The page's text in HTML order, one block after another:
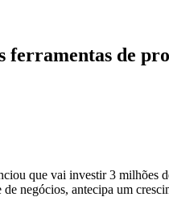
ferramentas de
que vai investir 3 milhões
negócios, antecipa um